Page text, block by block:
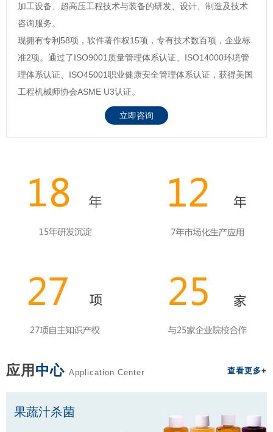
加工设备、超高压工程技术与装备的研发、设计、制造及技术
咨询服务。
现拥有专利58项，软件著作权15项，专有技术数百项，企业标
准2项。通过了ISO9001质量管理体系认证、ISO14000环境管
理体系认证、ISO45001职业健康安全管理体系认证，获得美国
工程机械师协会ASME U3认证。
立即咨询
应用 中心 Application Center 查看更多+
果蔬汁杀菌